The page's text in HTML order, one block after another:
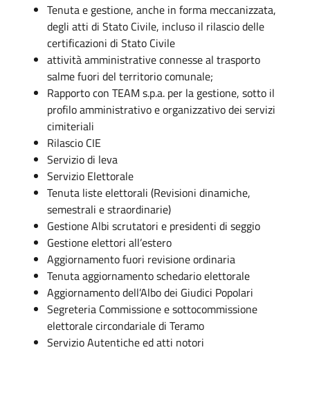
Tenuta e gestione, anche in forma meccanizzata,
degli atti di Stato Civile, incluso il rilascio delle
certificazioni di Stato Civile
attività amministrative connesse al trasporto
salme fuori del territorio comunale;
Rapporto con TEAM s.p.a. per la gestione, sotto il
profilo amministrativo e organizzativo dei servizi
cimiteriali
Rilascio CIE
Servizio di leva
Servizio Elettorale
Tenuta liste elettorali (Revisioni dinamiche,
semestrali e straordinarie)
Gestione Albi scrutatori e presidenti di seggio
Gestione elettori all’estero
Aggiornamento fuori revisione ordinaria
Tenuta aggiornamento schedario elettorale
Aggiornamento dell’Albo dei Giudici Popolari
Segreteria Commissione e sottocommissione
elettorale circondariale di Teramo
Servizio Autentiche ed atti notori